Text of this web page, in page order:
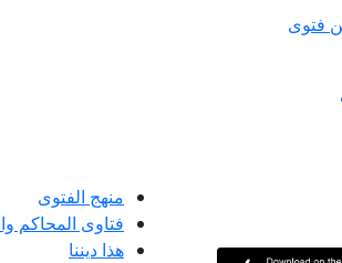
فتوى
منهج الفتوى
فتاوى المحاكم
هذا ديننا